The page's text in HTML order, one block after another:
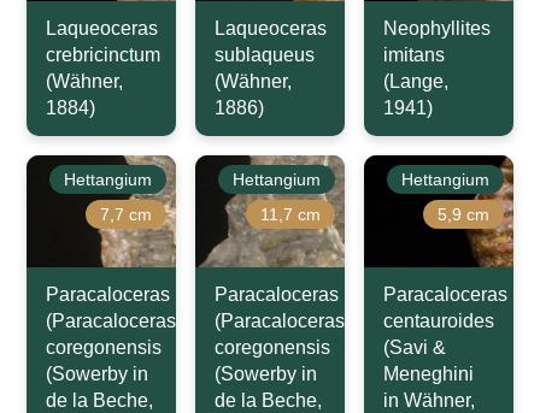
Laqueoceras
crebricinctum
(Wähner,
1884)
Laqueoceras
sublaqueus
(Wähner,
1886)
Neophyllites
imitans
(Lange,
1941)
Hettangium
7,7 cm
Paracaloceras
(Paracaloceras)
coregonensis
(Sowerby in
de la Beche,
Hettangium
11,7 cm
Paracaloceras
(Paracaloceras)
coregonensis
(Sowerby in
de la Beche,
Hettangium
5,9 cm
Paracaloceras
centauroides
(Savi &
Meneghini
in Wähner,